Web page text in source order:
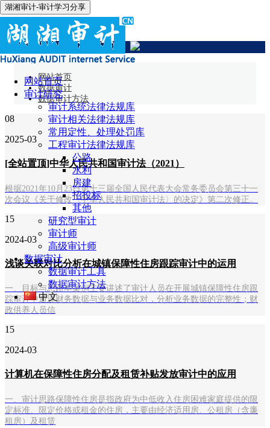
湖湘审计-审计学习分享
网站首页
审计研究
审计系统法律法规库
审计相关法律法规库
常用定性、处理处罚库
工程审计法律法规库
公路
水利
房建
招投标
其他
研究型审计
审计师
高级审计师
数据审计
数据审计工具
数据审计方法
中文
数据审计方法
网站首页
数据审计
数据审计方法
08
2025-03
[全站置顶]中华人民共和国审计法（2021）
根据2021年10月23日第十三届全国人民代表大会常务委员会第三十一
次会议《关于修改〈中华人民共和国审计法〉的决定》第二次修正。
15
2024-03
浅谈关联对比分析在城镇保障性住房跟踪审计中的运用
一、目标与思路本案例主要讲述了审计人员在开展城镇保障性住房跟
踪审计中通过财务数据与业务数据比对，分析业务数据的完整性；财
政供养人员信
15
2024-03
计算机在保障性住房分配及租赁补贴发放审计中的应用
一、审计思路保障性住房是指政府为中低收入住房困难家庭提供的限
定标准、限定价格或租金的住房，主要由经济适用房、公租房（含廉
租房）及租赁